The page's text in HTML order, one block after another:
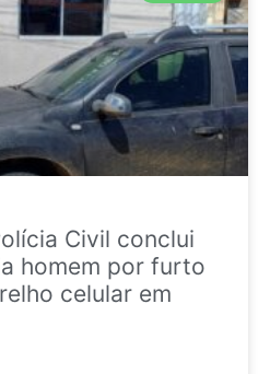
Civil conclui
homem por furto
celular em